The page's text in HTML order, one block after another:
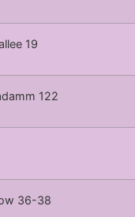
19
122
36-38